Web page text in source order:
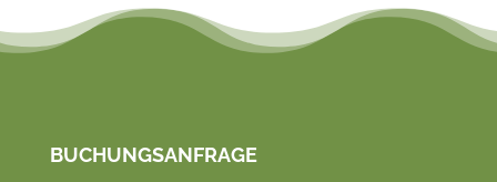
BUCHUNGSANFRAGE